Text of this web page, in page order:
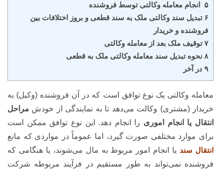
۵ انجام معامله وکالتی توسط فروشنده
۶ تبدیل سند وکالتی ملک به سند قطعی و بروز اختلافات بین
فروشنده و خریدار
۷ توقیف ملک بعد از معامله وکالتی
۸ نحوه تبدیل سند معامله وکالتی ملک به قطعی
۹ در آخر
معامله وکالتی یک نوع توافق است که در آن فروشنده (وکیل) به
خریدار (مشتری) وکالت می‌دهد تا به نمایندگی از خودش مراحل
انتقال یا انجام اموری را انجام دهد. این نوع توافق ممکن است
برای موارد مختلفی صورت گیرد، اما عموماً در مواردی که مانع
انتقال سند یا انجام امور مربوط به مال می‌شوند، یا هنگامی که
فروشنده نمی‌تواند به طور مستقیم در فرآیند مربوطه شرکت